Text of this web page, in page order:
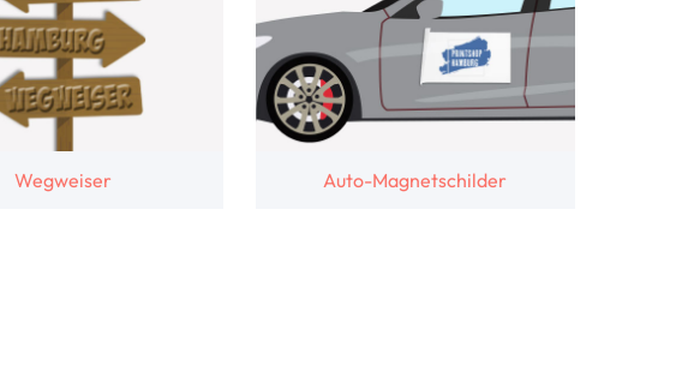
Wegweiser Auto-Magnetschilder